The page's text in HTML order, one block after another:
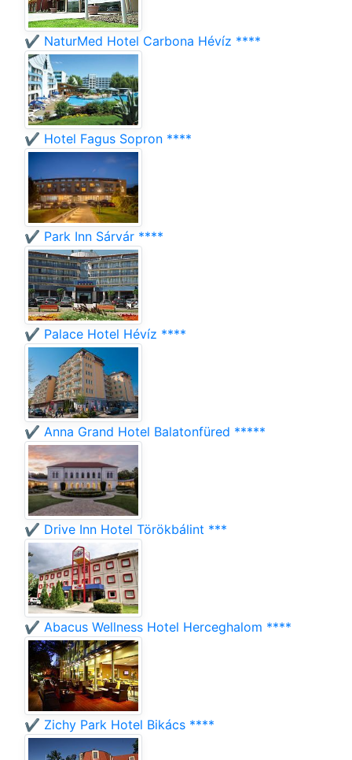
✔️ NaturMed Hotel Carbona Hévíz ****
✔️ Hotel Fagus Sopron ****
✔️ Park Inn Sárvár ****
✔️ Palace Hotel Hévíz ****
✔️ Anna Grand Hotel Balatonfüred *****
✔️ Drive Inn Hotel Törökbálint ***
✔️ Abacus Wellness Hotel Herceghalom ****
✔️ Zichy Park Hotel Bikács ****